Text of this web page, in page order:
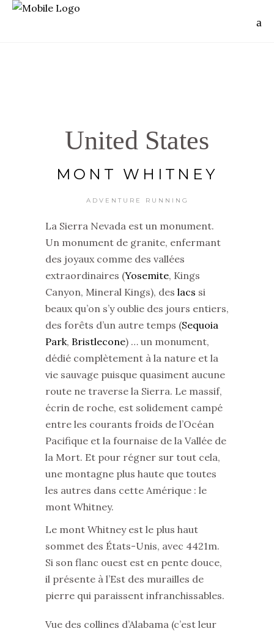
United States
MONT WHITNEY
ADVENTURE RUNNING
La Sierra Nevada est un monument.
Un monument de granite, enfermant
des joyaux comme des vallées
extraordinaires (Yosemite, Kings
Canyon, Mineral Kings), des lacs si
beaux qu’on s’y oublie des jours entiers,
des forêts d’un autre temps (Sequoia
Park, Bristlecone) … un monument,
dédié complètement à la nature et la
vie sauvage puisque quasiment aucune
route ne traverse la Sierra. Le massif,
écrin de roche, est solidement campé
entre les courants froids de l’Océan
Pacifique et la fournaise de la Vallée de
la Mort. Et pour régner sur tout cela,
une montagne plus haute que toutes
les autres dans cette Amérique : le
mont Whitney.
Le mont Whitney est le plus haut
sommet des États-Unis, avec 4421m.
Si son flanc ouest est en pente douce,
il présente à l’Est des murailles de
pierre qui paraissent infranchissables.
Vue des collines d’Alabama (c’est leur